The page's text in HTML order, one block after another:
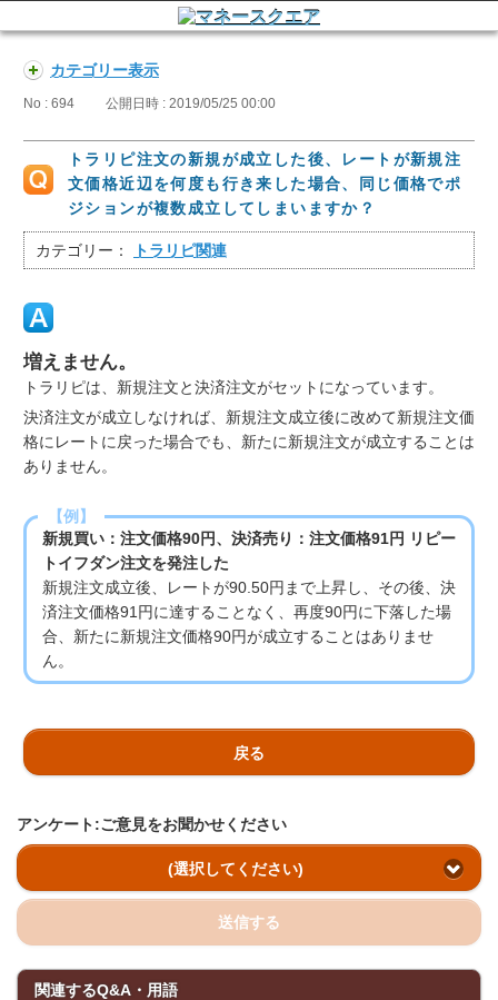
カテゴリー表示
No : 694 公開日時 : 2019/05/25 00:00
トラリピ注文の新規が成立した後、レートが新規注
文価格近辺を何度も行き来した場合、同じ価格でポ
ジションが複数成立してしまいますか？
カテゴリー： トラリピ関連
増えません。
トラリピは、新規注文と決済注文がセットになっています。
決済注文が成立しなければ、新規注文成立後に改めて新規注文価
格にレートに戻った場合でも、新たに新規注文が成立することは
ありません。
【例】
新規買い：注文価格90円、決済売り：注文価格91円 リピー
トイフダン注文を発注した
新規注文成立後、レートが90.50円まで上昇し、その後、決
済注文価格91円に達することなく、再度90円に下落した場
合、新たに新規注文価格90円が成立することはありませ
ん。
戻る
アンケート:ご意見をお聞かせください
(選択してください)
送信する
関連するQ&A・用語